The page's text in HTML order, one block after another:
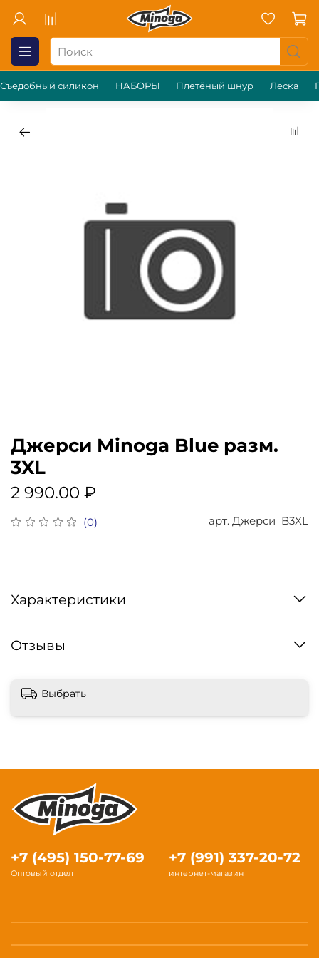
Съедобный силикон НАБОРЫ Плетёный шнур Леска
(0) арт. Джерси_B3XL
Джерси Minoga Blue разм.
3XL
2 990.00 ₽
Характеристики
Отзывы
Выбрать
+7 (495) 150-77-69
Оптовый отдел
+7 (991) 337-20-72
интернет-магазин